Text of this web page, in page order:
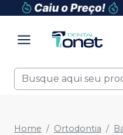
Home Ortodontia